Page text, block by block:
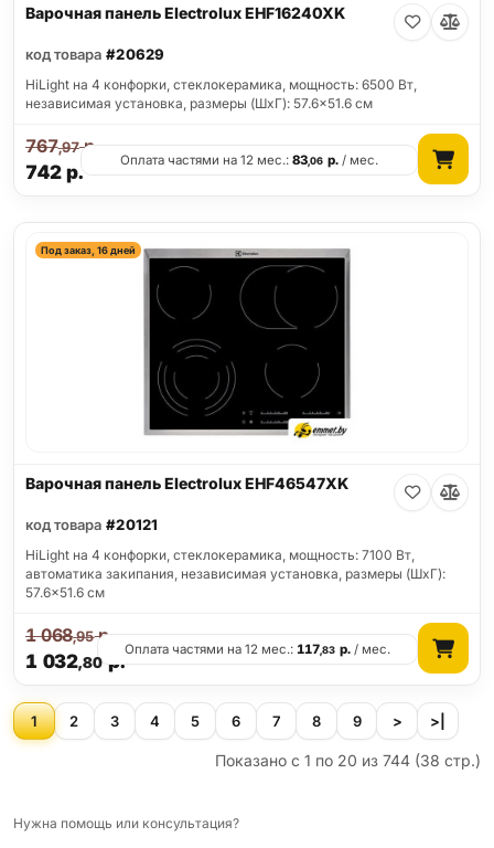
Варочная панель Electrolux EHF16240XK
код товара #20629
HiLight на 4 конфорки, cтеклокерамика, мощность: 6500 Вт,
независимая установка, размеры (ШхГ): 57.6x51.6 см
742р.
767,97р.
Оплата частями на 12 мес.:83,06 р./ мес.
Под заказ, 16 дней
Варочная панель Electrolux EHF46547XK
код товара #20121
HiLight на 4 конфорки, cтеклокерамика, мощность: 7100 Вт,
автоматика закипания, независимая установка, размеры (ШхГ):
57.6x51.6 см
1 032,80 р.
1 068,95р.
Оплата частями на 12 мес.:117,83 р./ мес.
1 2 3 4 5 6 7 8 9 > >|
Показано с 1 по 20 из 744 (38 стр.)
Нужна помощь или консультация?